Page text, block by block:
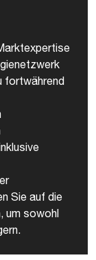
fortwährend
Sie auf die
um sowohl